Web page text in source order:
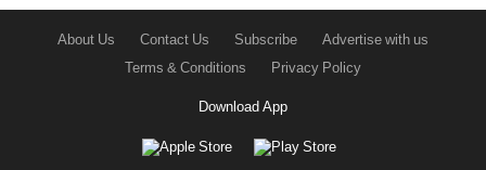
About Us Contact Us Subscribe
Advertise with us
Terms & Conditions
Privacy Policy
Download App